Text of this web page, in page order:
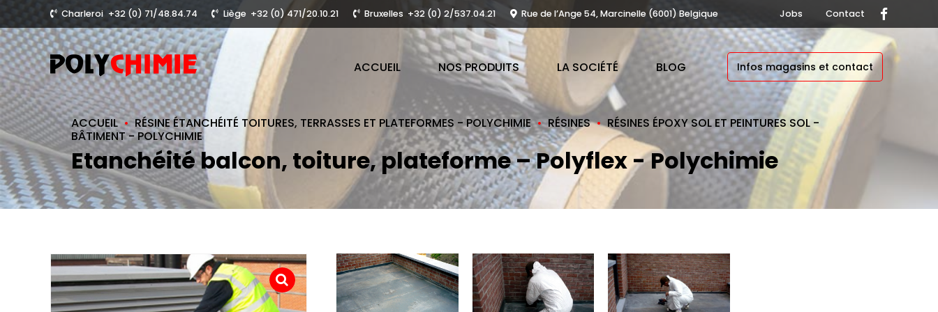
Charleroi +32 (0) 71/48.84.74 Liège +32 (0) 471/20.10.21 Bruxelles +32 (0) 2/537.04.21 Rue de l’Ange 54, Marcinelle (6001) Belgique Jobs Contact
Infos magasins et contact
ACCUEIL NOS PRODUITS LA SOCIÉTÉ BLOG
ACCUEIL RÉSINE ÉTANCHÉITÉ TOITURES, TERRASSES ET PLATEFORMES - POLYCHIMIE RÉSINES
RÉSINES ÉPOXY SOL ET PEINTURES SOL -
BÂTIMENT - POLYCHIMIE
Etanchéité balcon, toiture, plateforme – Polyflex - Polychimie